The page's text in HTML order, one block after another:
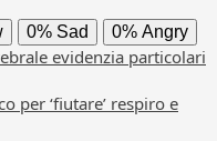
0% Sad 0% Angry
evidenzia particolari
per ‘fiutare’ respiro e